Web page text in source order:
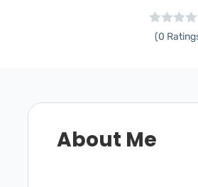
(0
About Me